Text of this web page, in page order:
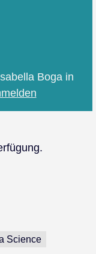
Boga in
Science